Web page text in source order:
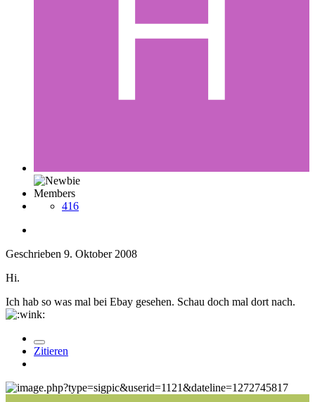
Members
416
Geschrieben 9. Oktober 2008
Hi.
Ich hab so was mal bei Ebay gesehen. Schau doch mal dort nach.
Zitieren